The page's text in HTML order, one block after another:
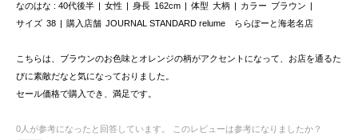
なのはな 40代後半 女性 身長 162cm 体型 大柄 カラー ブラウン
サイズ 38 購入店舗 JOURNAL STANDARD relume ららぽーと海老名店
こちらは、ブラウンのお色味とオレンジの柄がアクセントになって、お店を通るた
びに素敵だなと気になっておりました。
セール価格で購入でき、満足です。
0 人が参考になったと回答しています。
このレビューは参考になりましたか？